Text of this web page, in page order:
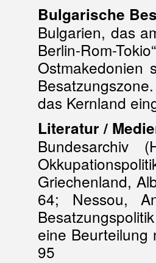
Bulgarische
Bulgarien, das
Berlin-Rom-
Ostmakedonien
das Kernland
Literatur /
Bundesarchiv
Griechenland,
64; Nessou,
eine Beurteilung
95